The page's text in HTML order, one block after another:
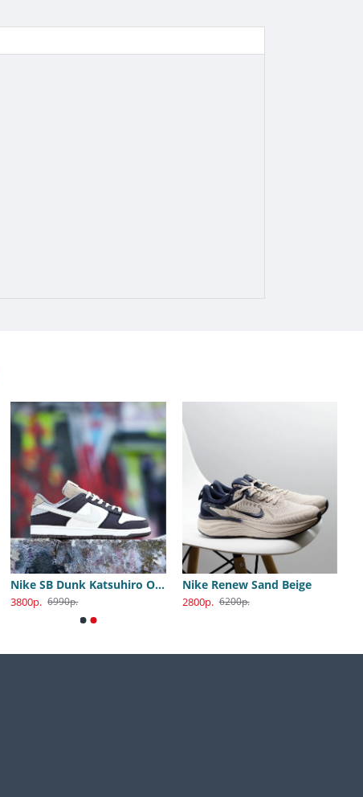
Nike SB Dunk Katsuhiro Otomo
3800р. 6990р.
Nike Renew Sand Beige
2800р. 6200р.